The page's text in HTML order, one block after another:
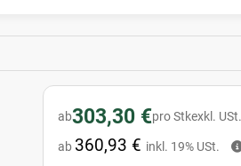
ab303,30 €pro Stkexkl. USt.
ab 360,93 € inkl. 19% USt.